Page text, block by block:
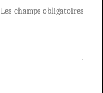
Les champs obligatoires